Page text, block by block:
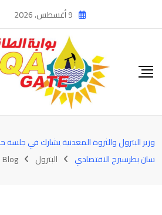
to
9 أغسطس، 2026
وزير البترول والثروة المعدنية يشارك في
سان بطرسبرج الاقتصادي
البترول Blog